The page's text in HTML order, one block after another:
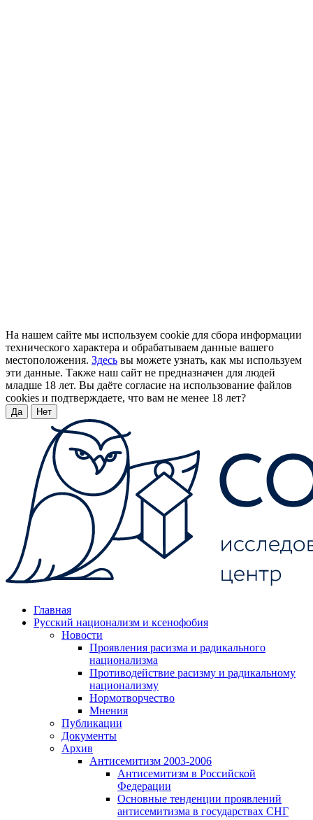
На нашем сайте мы используем cookie для сбора информации
технического характера и обрабатываем данные вашего
местоположения. Здесь вы можете узнать, как мы используем
эти данные. Также наш сайт не предназначен для людей
младше 18 лет. Вы даёте согласие на использование файлов
cookies и подтверждаете, что вам не менее 18 лет?
Да Нет
Главная
Русский национализм и ксенофобия
Новости
Проявления расизма и радикального
национализма
Противодействие расизму и радикальному
национализму
Нормотворчество
Мнения
Публикации
Документы
Архив
Антисемитизм 2003-2006
Антисемитизм в Российской
Федерации
Основные тенденции проявлений
антисемитизма в государствах СНГ